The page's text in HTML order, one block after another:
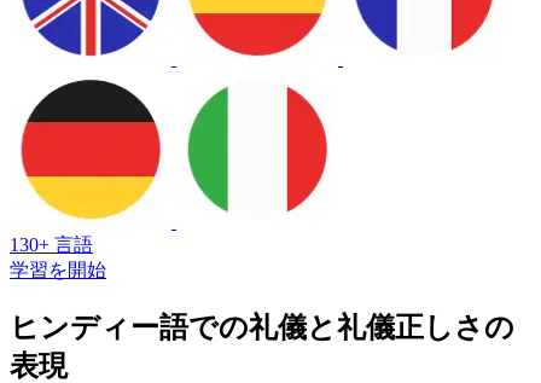
130+ 言語
学習を開始
ヒンディー語での礼儀と礼儀正しさの
表現